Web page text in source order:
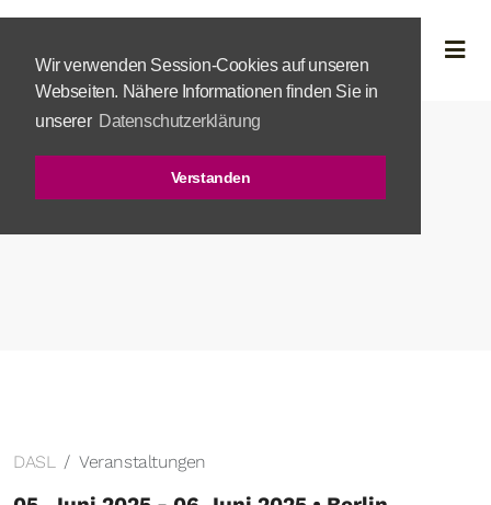
Wir verwenden Session-Cookies auf unseren
Webseiten. Nähere Informationen finden Sie in
unserer Datenschutzerklärung
Verstanden
DASL Veranstaltungen